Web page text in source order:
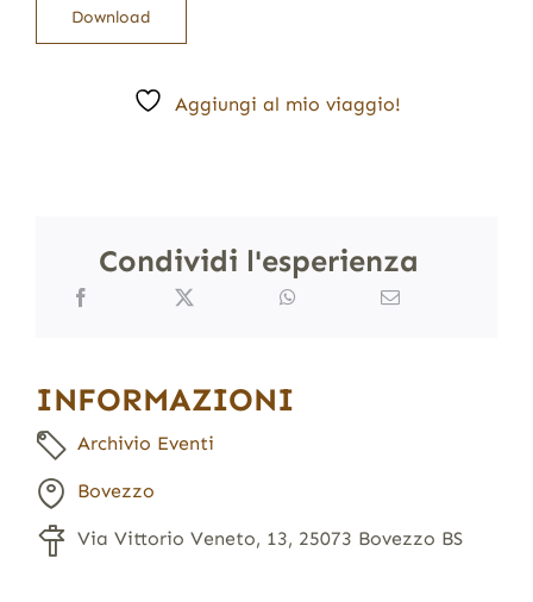
Download
Aggiungi al mio viaggio!
Condividi l'esperienza
INFORMAZIONI
Archivio Eventi
Bovezzo
Via Vittorio Veneto, 13, 25073 Bovezzo BS